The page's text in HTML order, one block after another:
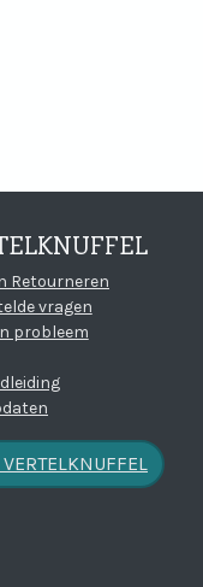
Retourneren
vragen
probleem